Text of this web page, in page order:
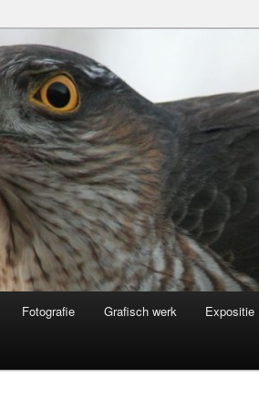
Fotografie Grafisch werk Expositie